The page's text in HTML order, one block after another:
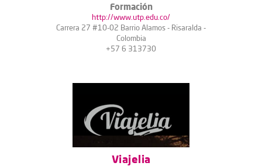
Formación
http://www.utp.edu.co/
Carrera 27 #10-02 Barrio Alamos - Risaralda -
Colombia
+57 6 313730
Viajelia